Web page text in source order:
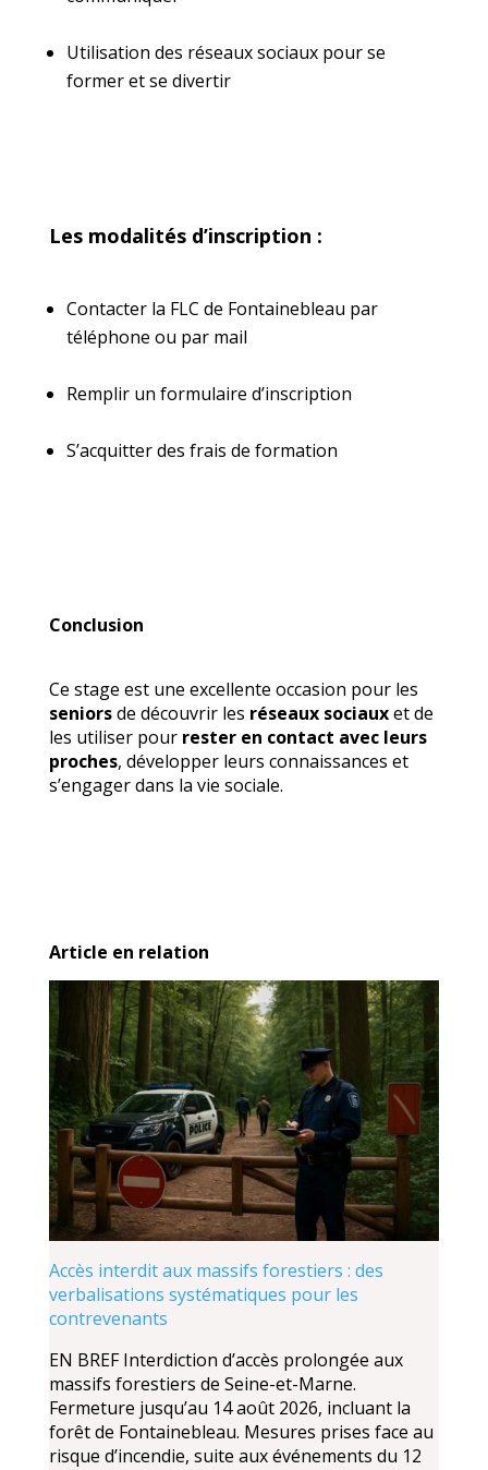
Utilisation des réseaux sociaux pour se
former et se divertir
Les modalités d’inscription :
Contacter la FLC de Fontainebleau par
téléphone ou par mail
Remplir un formulaire d’inscription
S’acquitter des frais de formation
Conclusion
Ce stage est une excellente occasion pour les
seniorsde découvrir les réseaux sociauxet de
les utiliser pour rester en contact avec leurs
proches, développer leurs connaissances et
s’engager dans la vie sociale.
Article en relation
Accès interdit aux massifs forestiers : des
verbalisations systématiques pour les
contrevenants
EN BREF Interdiction d’accès prolongée aux
massifs forestiers de Seine-et-Marne.
Fermeture jusqu’au 14 août 2026, incluant la
forêt de Fontainebleau. Mesures prises face au
risque d’incendie, suite aux événements du 12